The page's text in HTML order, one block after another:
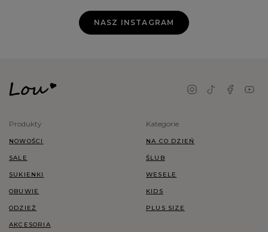
NASZ INSTAGRAM
Produkty
NOWOŚCI
SALE
SUKIENKI
OBUWIE
ODZIEŻ
AKCESORIA
Kategorie
NA CO DZIEŃ
ŚLUB
WESELE
KIDS
PLUS SIZE